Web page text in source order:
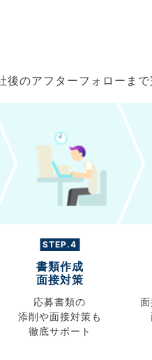
のアフターフォローま
STEP.4
書類作成
面接対策
応募書類の
添削や面接対策も
徹底サポート